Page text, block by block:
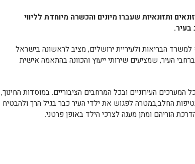
ותזונאיות שעברו מיונים והכשרה מיוחדת לליווי
הבריאות ולעיריית ירושלים, מציב לראשונה בישראל
העיר, שמציעים שירותי ייעוץ והכוונה בהתאמה אישית
העירוניים ובכל המרחבים הציבוריים. במוסדות החינוך,
החלב,במטרה לפגוש את ילדי העיר כבר בגיל הרך ולהבטיח
הוריהם ומתן מענה לצרכי הילד באופן פרטני.